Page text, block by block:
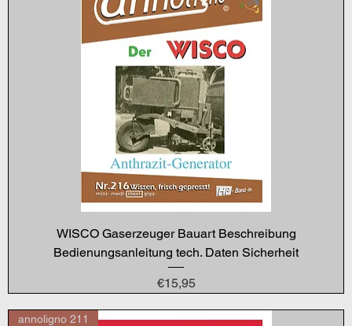
WISCO Gaserzeuger Bauart Beschreibung
Bedienungsanleitung tech. Daten Sicherheit
Price
€15,95
annoligno 211